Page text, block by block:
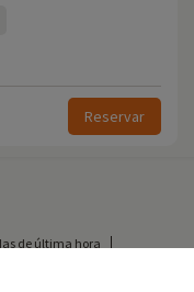
Reservar
de última hora